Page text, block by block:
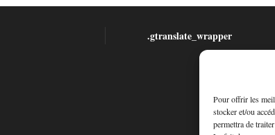
Pour offrir les
stocker et/ou
permettra de
.gtranslate_wrapper